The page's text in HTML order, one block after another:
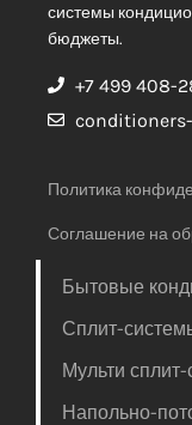
системы
бюджеты.
+7 499 408-
Политика
Соглашение на
Бытовые
Сплит-
Мульти
Напольно-